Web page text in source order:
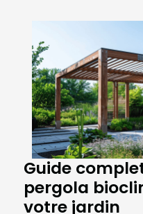
Guide
pergola
votre jardin